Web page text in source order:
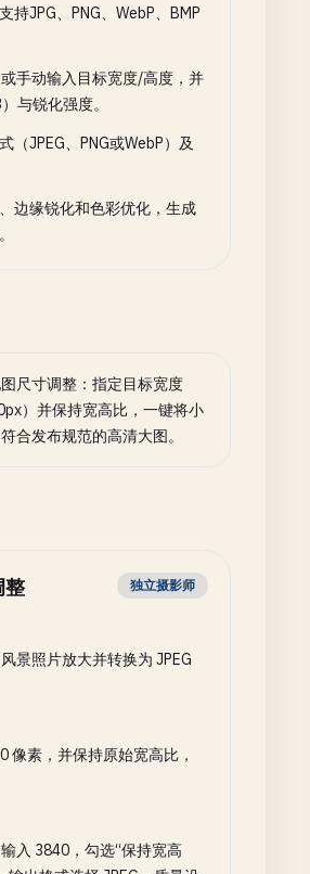
持JPG、PNG、WebP、BMP
手动输入目标宽度/高度，并
与锐化强度。
（JPEG、PNG或WebP）及
边缘锐化和色彩优化，生成
尺寸调整：指定目标宽度
）并保持宽高比，一键将小
合发布规范的高清大图。
整 独立摄影师
景照片放大并转换为 JPEG
像素，并保持原始宽高比，
入 3840，勾选“保持宽高